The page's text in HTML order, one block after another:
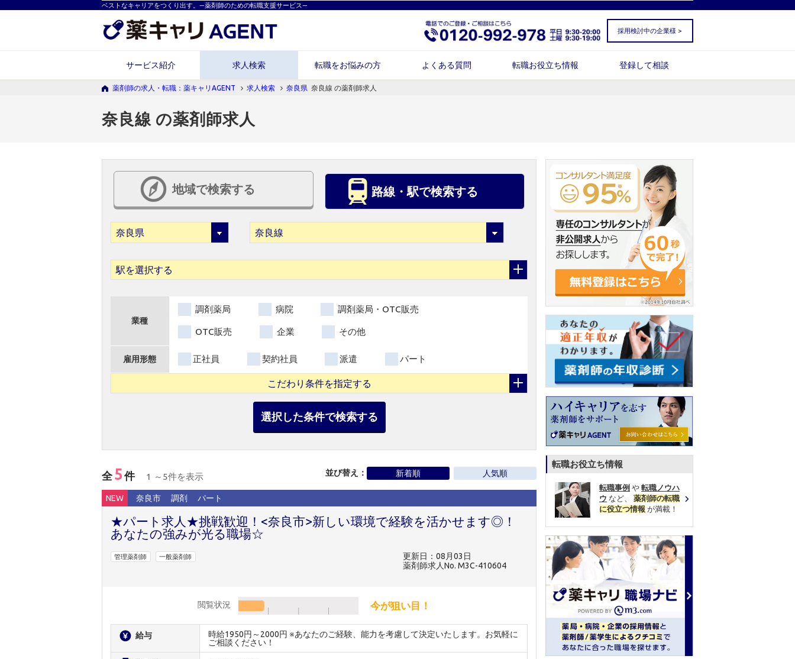
ベストなキャリアをつくり出す。―薬剤師のための転職支援サービス―
採用検討中の企業様 >
サービス紹介 求人検索 転職をお悩みの方 よくある質問 転職お役立ち情報 登録して相談
薬剤師の求人・転職：薬キャリAGENT 求人検索 奈良県 奈良線 の薬剤師求人
奈良線 の薬剤師求人
地域で検索する 路線・駅で検索する
駅を選択する
業種
調剤薬局 病院 調剤薬局・OTC販売
OTC販売 企業 その他
雇用形態 正社員 契約社員 派遣 パート
こだわり条件を指定する
選択した条件で検索する
全 5 件 1 ～5件を表示 並び替え： 新着順 人気順
NEW 奈良市 調剤 パート
★パート求人★挑戦歓迎！<奈良市>新しい環境で経験を活かせます◎！
あなたの強みが光る職場☆
管理薬剤師 一般薬剤師
更新日：08月03日
薬剤師求人No. M3C-410604
閲覧状況 今が狙い目！
給与
時給1950円～2000円 ※あなたのご経験、能力を考慮して決定いたします。お気軽に
ご相談ください！
転職お役立ち情報
転職事例 や 転職ノウハ
ウ など、 薬剤師の転職
に役立つ情報 が満載！